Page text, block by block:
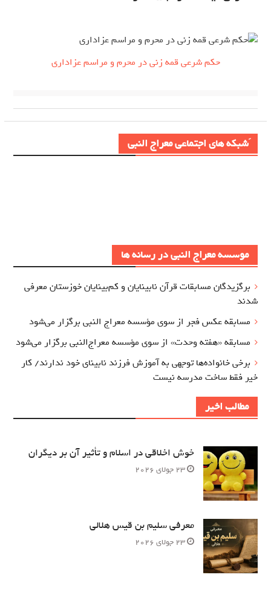
حکم شرعی قمه زنی در محرم و مراسم عزاداری
َشبکه های اجتماعی معراج النبی
موسسه معراج النبی در رسانه ها
برگزيدگان مسابقات قرآن نابینایان و کم‌بینایان خوزستان معرفي
شدند
مسابقه عکس فجر از سوی مؤسسه معراج‌ النبی برگزار می‌شود
مسابقه «هفته وحدت» از سوی مؤسسه معراج‌النبی برگزار می‌شود
برخی خانواده‌ها توجهی به آموزش‌ فرزند نابینای خود ندارند/ کار
خیر فقط ساخت مدرسه نیست
مطالب اخیر
خوش اخلاقی در اسلام و تأثیر آن بر دیگران
23 جولای 2026
معرفی سلیم بن قیس هلالی
23 جولای 2026